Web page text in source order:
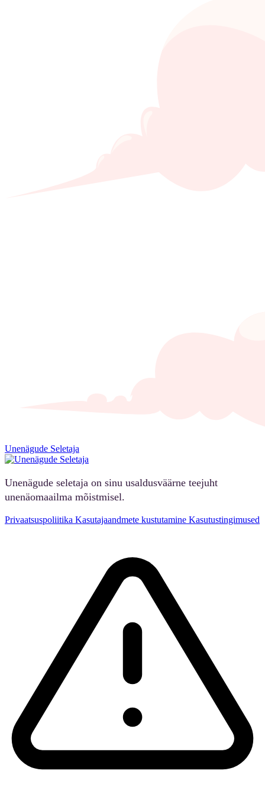
Unenägude Seletaja
Unenägude seletaja on sinu usaldusväärne teejuht
unenäomaailma mõistmisel.
Privaatsuspoliitika Kasutajaandmete kustutamine Kasutustingimused